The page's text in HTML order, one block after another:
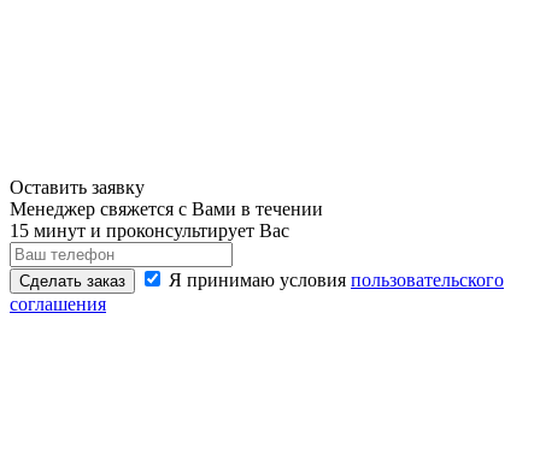
Оставить заявку
Менеджер свяжется с Вами в течении
15 минут и проконсультирует Вас
Сделать заказ Я принимаю условия пользовательского
соглашения